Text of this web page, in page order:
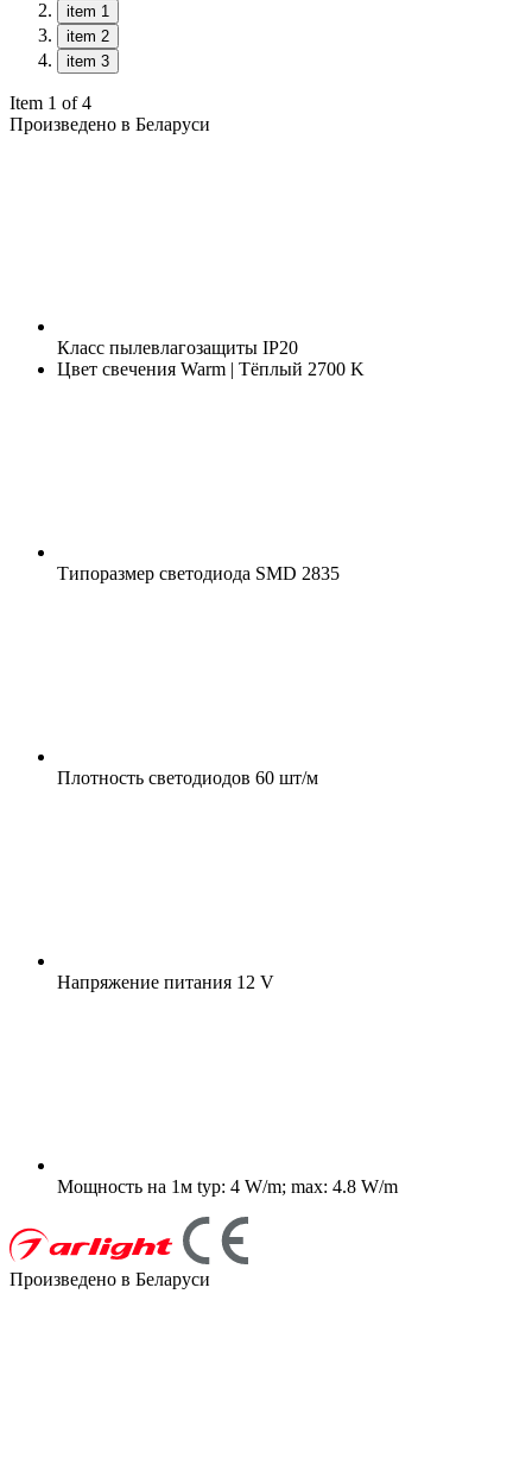
item 1
item 2
item 3
Item 1 of 4
Произведено в Беларуси
Класс пылевлагозащиты IP20
Цвет свечения Warm | Тёплый 2700 K
Типоразмер светодиода SMD 2835
Плотность светодиодов 60 шт/м
Напряжение питания 12 V
Мощность на 1м typ: 4 W/m; max: 4.8 W/m
Произведено в Беларуси